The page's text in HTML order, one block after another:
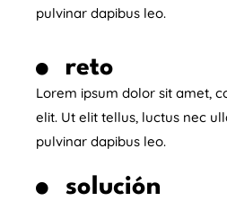
pulvinar dapibus leo.
reto
Lorem ipsum dolor sit amet,
elit. Ut elit tellus, luctus nec
pulvinar dapibus leo.
solución